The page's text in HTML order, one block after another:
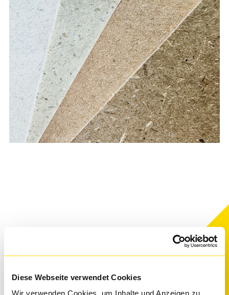
Diese Webseite verwendet Cookies
Wir verwenden Cookies, um Inhalte und Anzeigen zu